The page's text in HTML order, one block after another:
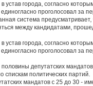
устав города, согласно
проголосовал за
система предусматривает,
между кандидатами,
устав города, согласно
проголосовал за
депутатских
политических партий.
мандатов с 25 до 30 -